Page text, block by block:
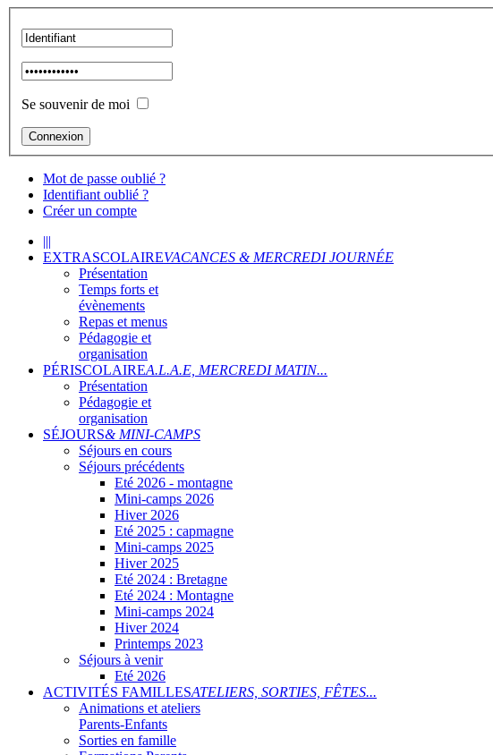
Se souvenir de moi
Mot de passe oublié ?
Identifiant oublié ?
Créer un compte
|||
EXTRASCOLAIREVACANCES & MERCREDI JOURNÉE
Présentation
Temps forts et
évènements
Repas et menus
Pédagogie et
organisation
PÉRISCOLAIREA.L.A.E, MERCREDI MATIN...
Présentation
Pédagogie et
organisation
SÉJOURS& MINI-CAMPS
Séjours en cours
Séjours précédents
Eté 2026 - montagne
Mini-camps 2026
Hiver 2026
Eté 2025 : capmagne
Mini-camps 2025
Hiver 2025
Eté 2024 : Bretagne
Eté 2024 : Montagne
Mini-camps 2024
Hiver 2024
Printemps 2023
Séjours à venir
Eté 2026
ACTIVITÉS FAMILLESATELIERS, SORTIES, FÊTES...
Animations et ateliers
Parents-Enfants
Sorties en famille